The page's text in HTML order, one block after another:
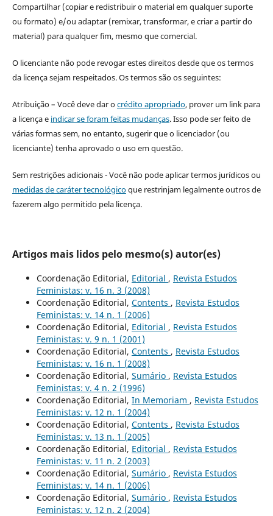
Compartilhar (copiar e redistribuir o material em qualquer suporte
ou formato) e/ou adaptar (remixar, transformar, e criar a partir do
material) para qualquer fim, mesmo que comercial.
O licenciante não pode revogar estes direitos desde que os termos
da licença sejam respeitados. Os termos são os seguintes:
Atribuição – Você deve dar ocrédito apropriado, prover um link para
a licença e indicar se foram feitas mudanças. Isso pode ser feito de
várias formas sem, no entanto, sugerir que o licenciador (ou
licenciante) tenha aprovado o uso em questão.
Sem restrições adicionais - Você não pode aplicar termos jurídicos ou
medidas de caráter tecnológicoque restrinjam legalmente outros de
fazerem algo permitido pela licença.
Artigos mais lidos pelo mesmo(s) autor(es)
Coordenação Editorial, Editorial , Revista Estudos
Feministas: v. 16 n. 3 (2008)
Coordenação Editorial, Contents , Revista Estudos
Feministas: v. 14 n. 1 (2006)
Coordenação Editorial, Editorial , Revista Estudos
Feministas: v. 9 n. 1 (2001)
Coordenação Editorial, Contents , Revista Estudos
Feministas: v. 16 n. 1 (2008)
Coordenação Editorial, Sumário , Revista Estudos
Feministas: v. 4 n. 2 (1996)
Coordenação Editorial, In Memoriam , Revista Estudos
Feministas: v. 12 n. 1 (2004)
Coordenação Editorial, Contents , Revista Estudos
Feministas: v. 13 n. 1 (2005)
Coordenação Editorial, Editorial , Revista Estudos
Feministas: v. 11 n. 2 (2003)
Coordenação Editorial, Sumário , Revista Estudos
Feministas: v. 14 n. 1 (2006)
Coordenação Editorial, Sumário , Revista Estudos
Feministas: v. 12 n. 2 (2004)